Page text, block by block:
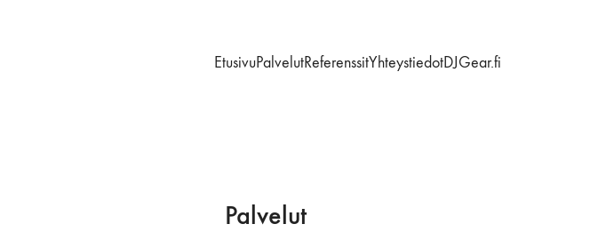
EtusivuPalvelutReferenssitYhteystiedotDJGear.fi
Palvelut